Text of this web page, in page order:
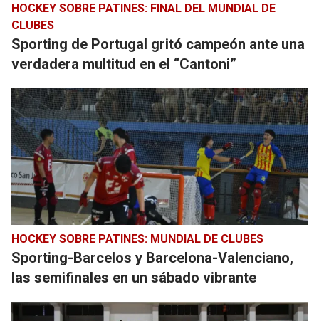
HOCKEY SOBRE PATINES: FINAL DEL MUNDIAL DE
CLUBES
Sporting de Portugal gritó campeón ante una
verdadera multitud en el “Cantoni”
HOCKEY SOBRE PATINES: MUNDIAL DE CLUBES
Sporting-Barcelos y Barcelona-Valenciano,
las semifinales en un sábado vibrante